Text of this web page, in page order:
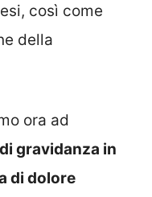
così come
della
ora ad
gravidanza in
di dolore